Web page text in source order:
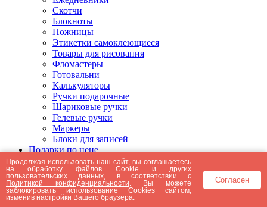
Скотчи
Блокноты
Ножницы
Этикетки самоклеющиеся
Товары для рисования
Фломастеры
Готовальни
Калькуляторы
Ручки подарочные
Шариковые ручки
Гелевые ручки
Маркеры
Блоки для записей
Подарки по цене
Подарки от 5000 рублей
Подарки до 5000 рублей
Подарки до 3000 рублей
Подарки до 2000 рублей
Подарки до 1000 рублей
Продолжая использовать наш сайт, вы соглашаетесь
наобработку файлов Cookie и других
пользовательских данных, в соответствии с
Политикой конфиденциальности . Вы можете
заблокировать использование Cookies сайтом,
изменив настройки Вашего браузера.
Согласен